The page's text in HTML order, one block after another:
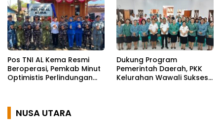
Pos TNI AL Kema Resmi
Beroperasi, Pemkab Minut
Optimistis Perlindungan
Dukung Program
Pemerintah Daerah, PKK
Kelurahan Wawali Sukses
NUSA UTARA